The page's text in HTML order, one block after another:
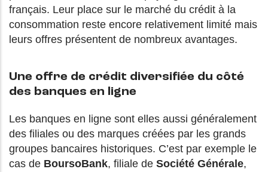
français. Leur place sur le marché du crédit à la
consommation reste encore relativement limité mais
leurs offres présentent de nombreux avantages.
Une offre de crédit diversifiée du côté
des banques en ligne
Les banques en ligne sont elles aussi généralement
des filiales ou des marques créées par les grands
groupes bancaires historiques. C’est par exemple le
cas de BoursoBank, filiale de Société Générale,